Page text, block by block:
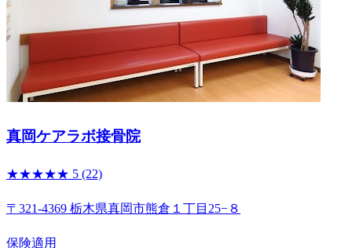
真岡ケアラボ接骨院
★★★★★ 5 (22)
〒321-4369 栃木県真岡市熊倉１丁目25−８
保険適用